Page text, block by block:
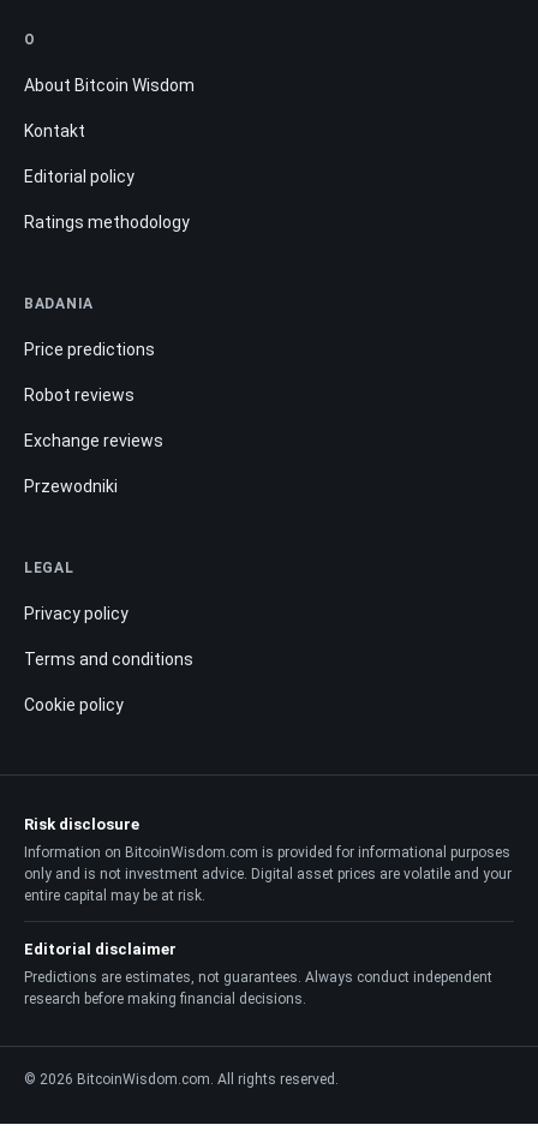
O
About Bitcoin Wisdom
Kontakt
Editorial policy
Ratings methodology
BADANIA
Price predictions
Robot reviews
Exchange reviews
Przewodniki
LEGAL
Privacy policy
Terms and conditions
Cookie policy
Risk disclosure
Information on BitcoinWisdom.com is provided for informational purposes
only and is not investment advice. Digital asset prices are volatile and your
entire capital may be at risk.
Editorial disclaimer
Predictions are estimates, not guarantees. Always conduct independent
research before making financial decisions.
© 2026 BitcoinWisdom.com. All rights reserved.